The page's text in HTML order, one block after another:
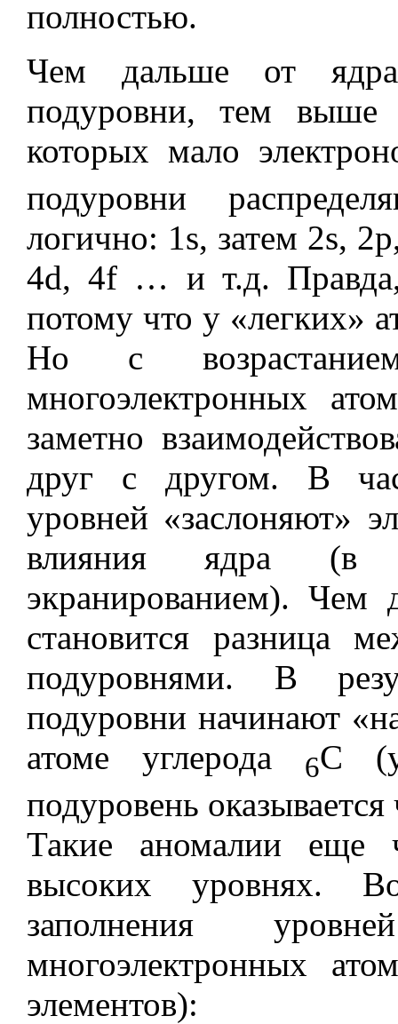
полностью.
Чем дальше от ядра
подуровни, тем
которых мало
подуровни
логично: 1s, затем 2s,
4d, 4f … и т.д. Правда,
потому что у «легких»
Но с
многоэлектронных
заметно
друг с другом. В
уровней «заслоняют»
влияния ядра (в
экранированием).
становится разница
подуровнями. В
подуровни начинают
атоме углерода
6С
подуровень
Такие аномалии еще
высоких уровнях.
заполнения
многоэлектронных
элементов):